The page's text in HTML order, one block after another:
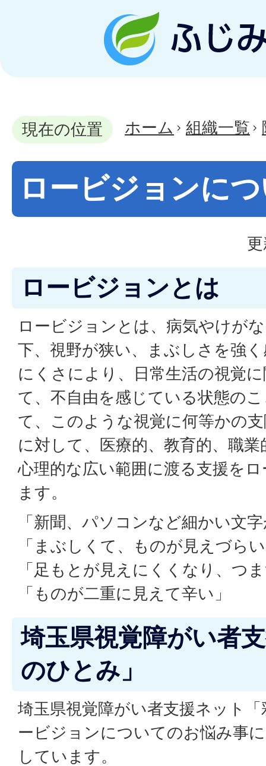
現在の位置 ホーム 組織一覧
ロービジョンに
ロービジョンとは
ロービジョンとは、病気やけが
下、視野が狭い、まぶしさを強
にくさにより、日常生活の視覚
て、不自由を感じている状態の
て、このような視覚に何等かの
に対して、医療的、教育的、職
心理的な広い範囲に渡る支援を
ます。
「新聞、パソコンなど細かい文
「まぶしくて、ものが見えづら
「足もとが見えにくくなり、つ
「ものが二重に見えて辛い」
埼玉県視覚障がい者
のひとみ」
埼玉県視覚障がい者支援ネット
ービジョンについてのお悩み事
しています。